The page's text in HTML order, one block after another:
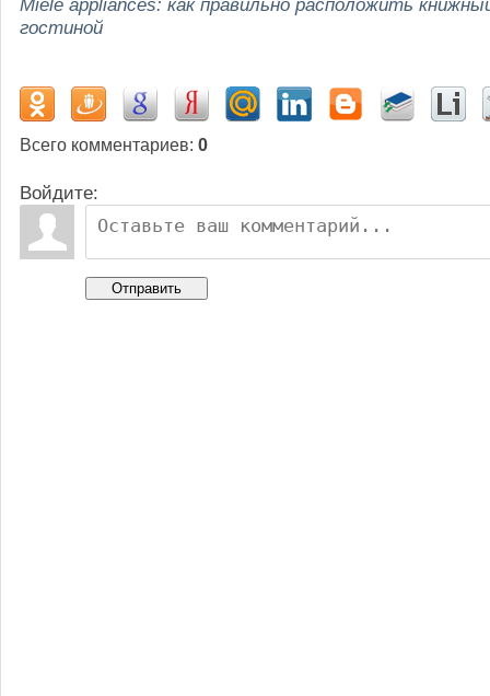
гостиной
Всего комментариев: 0
Войдите:
Отправить